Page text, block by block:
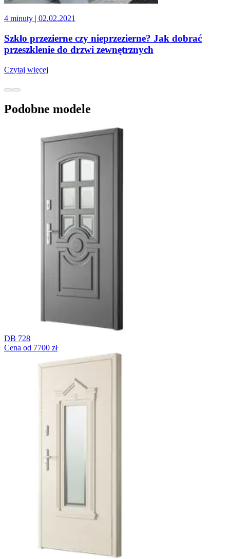
4 minuty | 02.02.2021
Szkło przezierne czy nieprzezierne? Jak dobrać
przeszklenie do drzwi zewnętrznych
Czytaj więcej
Podobne modele
DB 728
Cena od 7700 zł